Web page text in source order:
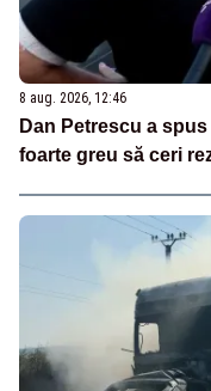
8 aug. 2026, 12:46
Dan Petrescu a
foarte greu să ceri